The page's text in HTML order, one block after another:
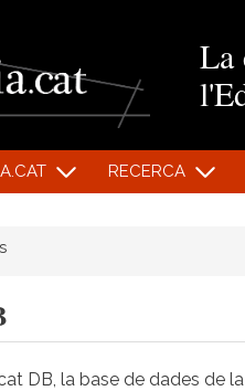
La
RECERCA
DB, la base de dades de